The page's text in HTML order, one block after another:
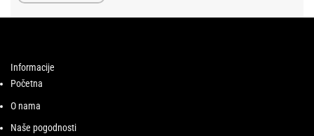
Informacije
Početna
O nama
Naše pogodnosti